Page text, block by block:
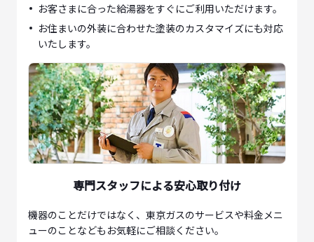
お客さまに合った給湯器をすぐにご利用いただけます。
お住まいの外装に合わせた塗装のカスタマイズにも対応
いたします。
専門スタッフによる安心取り付け
機器のことだけではなく、東京ガスのサービスや料金メニ
ューのことなどもお気軽にご相談ください。